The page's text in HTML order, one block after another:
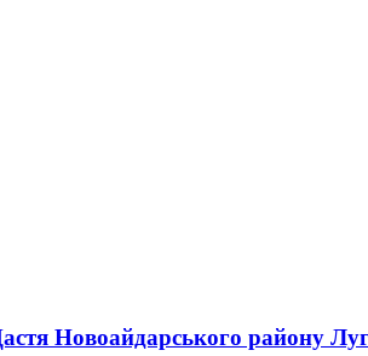
Новоайдарського району